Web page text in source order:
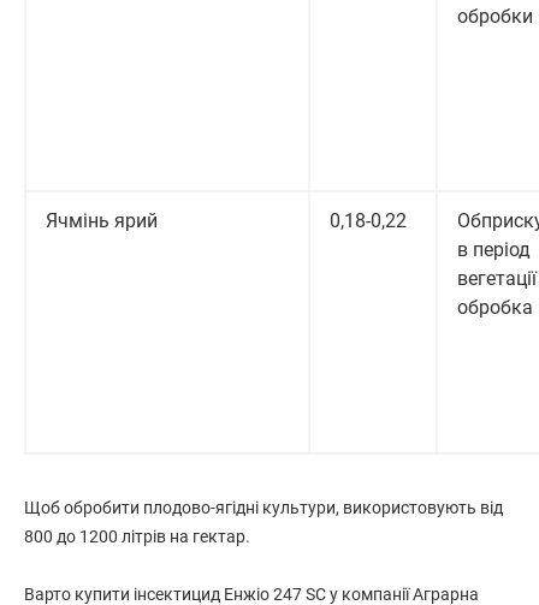
обробки
Ячмінь ярий 0,18-0,22
в період
обробка
Щоб обробити плодово-ягідні культури, використовують від
800 до 1200 літрів на гектар.
Варто купити інсектицид Енжіо 247 SC у компанії Аграрна